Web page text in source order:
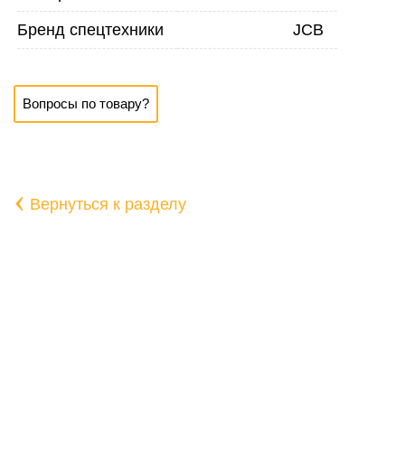
Бренд спецтехники JCB
Вопросы по товару?
‹ Вернуться к разделу